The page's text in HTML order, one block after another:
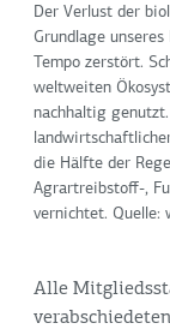
Der Verlust der
Grundlage
Tempo zerstört.
weltweiten
nachhaltig
die Hälfte der
Agrartreibstoff-,
vernichtet. Quelle:
Alle